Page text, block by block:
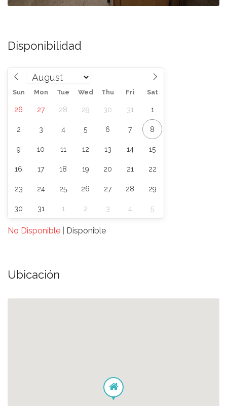
Disponibilidad
Sun Mon Tue Wed Thu Fri Sat
26 27 28 29 30 31 1
2 3 4 5 6 7 8
9 10 11 12 13 14 15
16 17 18 19 20 21 22
23 24 25 26 27 28 29
30 31 1 2 3 4 5
No Disponible Disponible
Ubicación